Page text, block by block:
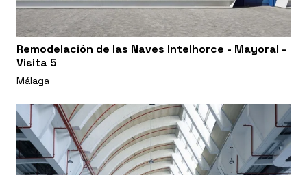
Remodelación de las Naves Intelhorce - Mayoral -
Visita 5
Málaga